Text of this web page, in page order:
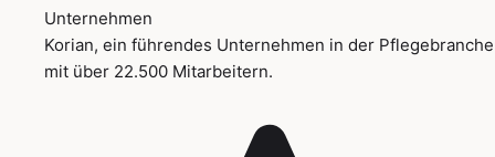
Unternehmen
Korian, ein führendes Unternehmen in der Pflegebranche
mit über 22.500 Mitarbeitern.